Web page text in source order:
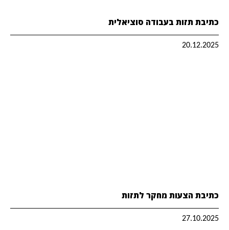
כתיבת תזות בעבודה סוציאלית
20.12.2025
כתיבת הצעות מחקר לתזות
27.10.2025